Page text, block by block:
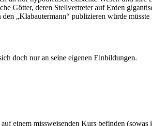
Götter, deren Stellvertreter auf Erden
„Klabautermann“ publizieren würde müsste
doch nur an seine eigenen Einbildungen.
einem missweisenden Kurs befinden (sowas